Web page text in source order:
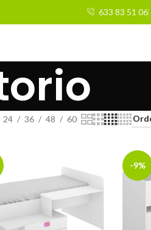
633 83 51 06
24 36 48 60
-9%